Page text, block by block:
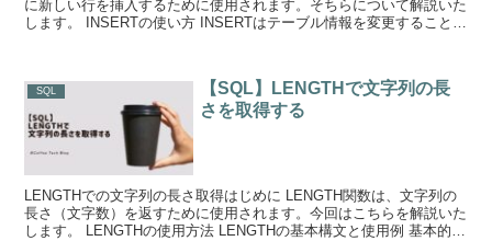
に新しい行を挿入するために使用されます。そちらについて解説いた
します。 INSERTの使い方 INSERTはテーブル情報を変更することに
SQL
【SQL】LENGTHで文字列の長
さを取得する
LENGTHでの文字列の長さ取得はじめに LENGTH関数は、文字列の
長さ（文字数）を返すために使用されます。今回はこちらを解説いた
します。 LENGTHの使用方法 LENGTHの基本構文と使用例 基本的な